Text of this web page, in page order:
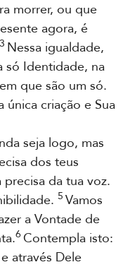
morrer, ou que
agora, é
3 Nessa igualdade,
só Identidade, na
que são um só.
única criação e Sua
seja logo, mas
dos teus
precisa da tua voz.
5 Vamos
a Vontade de
6Contempla isto:
através Dele